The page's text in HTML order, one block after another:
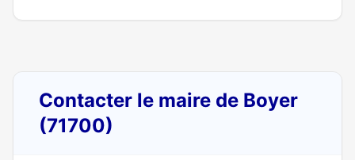
Contacter le maire de Boyer
(71700)